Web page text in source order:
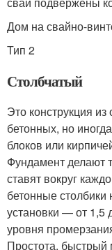
Дом на свайно-
Тип 2
Столбчатый
Это конструкция
бетонных, но
блоков или
Фундамент делают
ставят вокруг
бетонные
установки — от
уровня
Простота,